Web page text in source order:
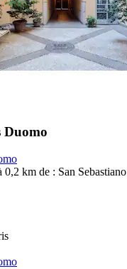
Duomo
0,2 km de : San Sebastiano